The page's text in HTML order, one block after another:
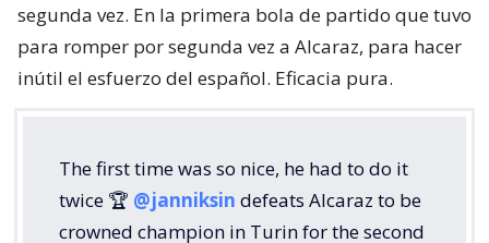
segunda vez. En la primera bola de partido que tuvo
para romper por segunda vez a Alcaraz, para hacer
inútil el esfuerzo del español. Eficacia pura.
The first time was so nice, he had to do it
twice 🏆 @janniksin defeats Alcaraz to be
crowned champion in Turin for the second